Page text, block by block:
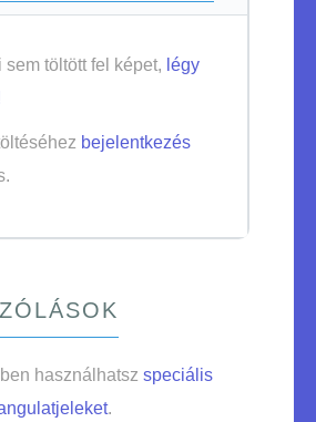
sem töltött fel képet, légy
bejelentkezés
használhatsz speciális
.